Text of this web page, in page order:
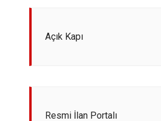
Açık Kapı
Resmi İlan Portalı